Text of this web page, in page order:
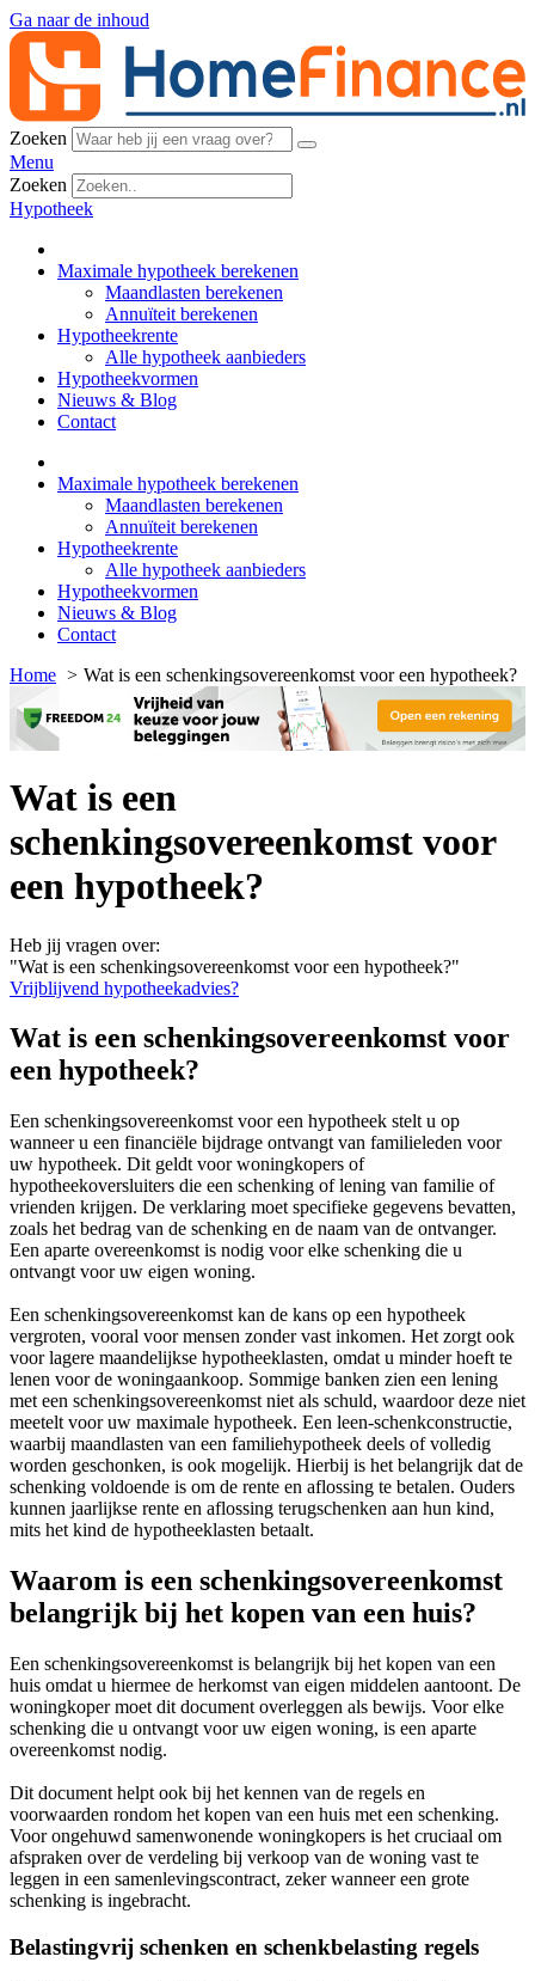
Ga naar de inhoud
Zoeken
Menu
Zoeken
Hypotheek
Maximale hypotheek berekenen
Maandlasten berekenen
Annuïteit berekenen
Hypotheekrente
Alle hypotheek aanbieders
Hypotheekvormen
Nieuws & Blog
Contact
Maximale hypotheek berekenen
Maandlasten berekenen
Annuïteit berekenen
Hypotheekrente
Alle hypotheek aanbieders
Hypotheekvormen
Nieuws & Blog
Contact
Home
Wat is een schenkingsovereenkomst voor een hypotheek?
Wat is een
schenkingsovereenkomst voor
een hypotheek?
Heb jij vragen over:
"Wat is een schenkingsovereenkomst voor een hypotheek?"
Vrijblijvend hypotheekadvies?
Wat is een schenkingsovereenkomst voor
een hypotheek?
Een schenkingsovereenkomst voor een hypotheek stelt u op
wanneer u een financiële bijdrage ontvangt van familieleden voor
uw hypotheek. Dit geldt voor woningkopers of
hypotheekoversluiters die een schenking of lening van familie of
vrienden krijgen. De verklaring moet specifieke gegevens bevatten,
zoals het bedrag van de schenking en de naam van de ontvanger.
Een aparte overeenkomst is nodig voor elke schenking die u
ontvangt voor uw eigen woning.
Een schenkingsovereenkomst kan de kans op een hypotheek
vergroten, vooral voor mensen zonder vast inkomen. Het zorgt ook
voor lagere maandelijkse hypotheeklasten, omdat u minder hoeft te
lenen voor de woningaankoop. Sommige banken zien een lening
met een schenkingsovereenkomst niet als schuld, waardoor deze niet
meetelt voor uw maximale hypotheek. Een leen-schenkconstructie,
waarbij maandlasten van een familiehypotheek deels of volledig
worden geschonken, is ook mogelijk. Hierbij is het belangrijk dat de
schenking voldoende is om de rente en aflossing te betalen. Ouders
kunnen jaarlijkse rente en aflossing terugschenken aan hun kind,
mits het kind de hypotheeklasten betaalt.
Waarom is een schenkingsovereenkomst
belangrijk bij het kopen van een huis?
Een schenkingsovereenkomst is belangrijk bij het kopen van een
huis omdat u hiermee de herkomst van eigen middelen aantoont. De
woningkoper moet dit document overleggen als bewijs. Voor elke
schenking die u ontvangt voor uw eigen woning, is een aparte
overeenkomst nodig.
Dit document helpt ook bij het kennen van de regels en
voorwaarden rondom het kopen van een huis met een schenking.
Voor ongehuwd samenwonende woningkopers is het cruciaal om
afspraken over de verdeling bij verkoop van de woning vast te
leggen in een samenlevingscontract, zeker wanneer een grote
schenking is ingebracht.
Belastingvrij schenken en schenkbelasting regels